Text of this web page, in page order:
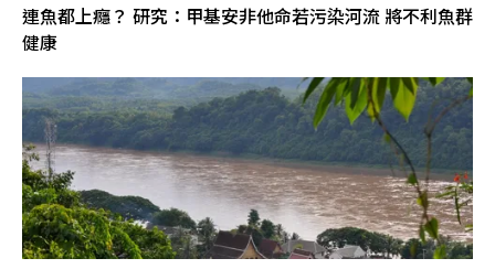
連魚都上癮？ 研究：甲基安非他命若污染河流 將不利魚群
健康